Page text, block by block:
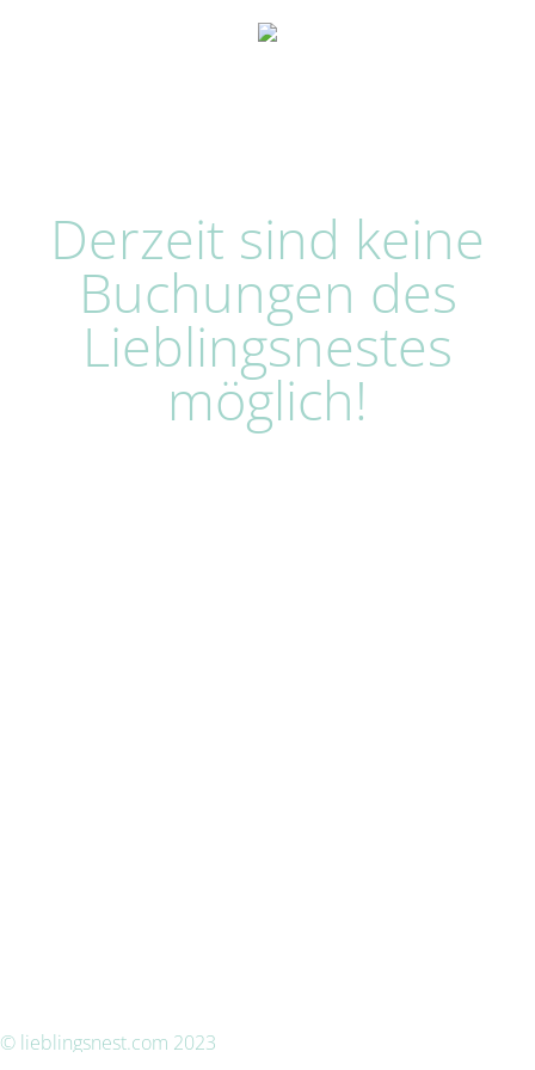
Derzeit sind keine
Buchungen des
Lieblingsnestes
möglich!
© lieblingsnest.com 2023